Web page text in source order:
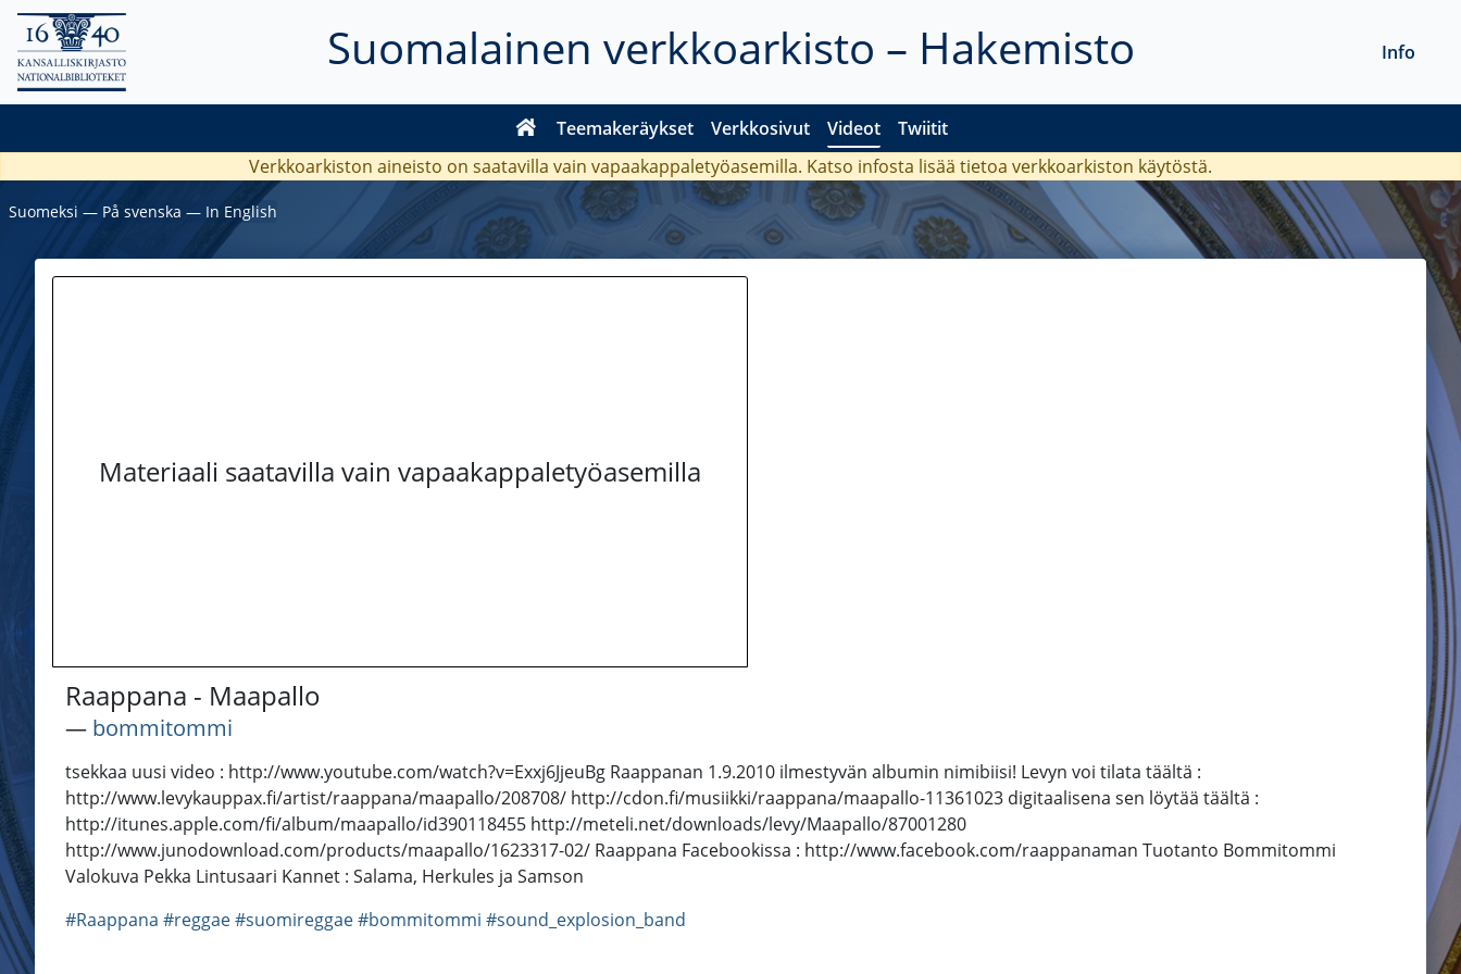
Suomalainen verkkoarkisto – Hakemisto
Teemakeräykset Verkkosivut Videot Twiitit
Info
Verkkoarkiston aineisto on saatavilla vain vapaakappaletyöasemilla. Katso infosta lisää tietoa verkkoarkiston käytöstä.
Suomeksi ― På svenska ― In English
Materiaali saatavilla vain vapaakappaletyöasemilla
Raappana - Maapallo
― bommitommi
tsekkaa uusi video : http://www.youtube.com/watch?v=Exxj6JjeuBg Raappanan 1.9.2010 ilmestyvän albumin nimibiisi! Levyn voi tilata täältä :
http://www.levykauppax.fi/artist/raappana/maapallo/208708/ http://cdon.fi/musiikki/raappana/maapallo-11361023 digitaalisena sen löytää täältä :
http://itunes.apple.com/fi/album/maapallo/id390118455 http://meteli.net/downloads/levy/Maapallo/87001280
http://www.junodownload.com/products/maapallo/1623317-02/ Raappana Facebookissa : http://www.facebook.com/raappanaman Tuotanto Bommitommi
Valokuva Pekka Lintusaari Kannet : Salama, Herkules ja Samson
#Raappana #reggae#suomireggae#bommitommi #sound_explosion_band